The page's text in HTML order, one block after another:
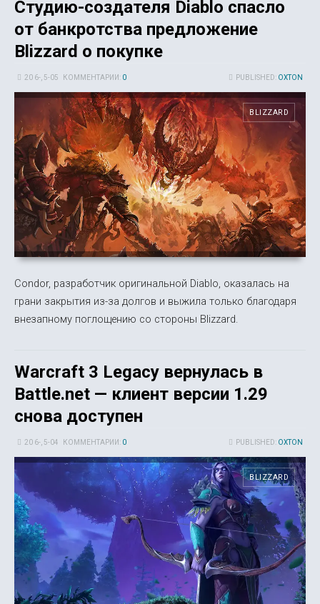
Студию-создателя Diablo спасло
от банкротства предложение
Blizzard о покупке
PUBLISHED: OXTON
20 6-, 5-05 КОММЕНТАРИИ: 0
BLIZZARD
Condor, разработчик оригинальной Diablo, оказалась на
грани закрытия из-за долгов и выжила только благодаря
внезапному поглощению со стороны Blizzard.
Warcraft 3 Legacy вернулась в
Battle.net — клиент версии 1.29
снова доступен
PUBLISHED: OXTON
20 6-, 5-04 КОММЕНТАРИИ: 0
BLIZZARD